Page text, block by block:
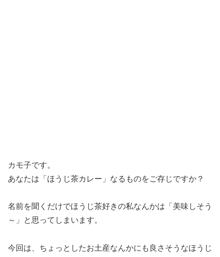
カモ子です。
あなたは「ほうじ茶カレー」なるものをご存じですか？
名前を聞くだけでほうじ茶好きの私なんかは「美味しそう
～」と思ってしまいます。
今回は、ちょっとしたお土産なんかにも良さそうなほうじ